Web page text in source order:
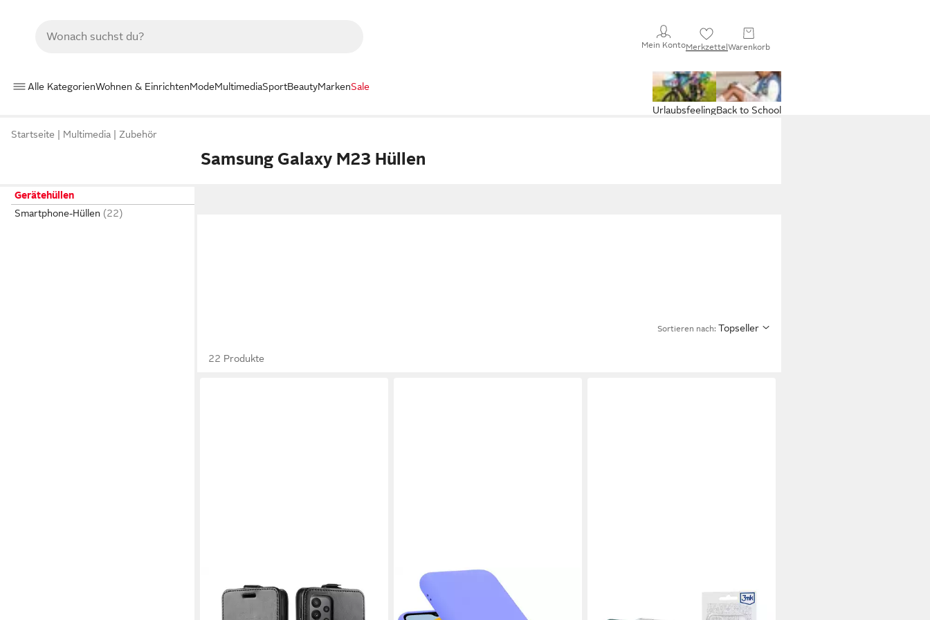
Mein KontoMerkzettelWarenkorb
Alle KategorienWohnen & EinrichtenModeMultimediaSportBeautyMarkenSale
Back to School
Urlaubsfeeling
Startseite Multimedia Zubehör
Samsung Galaxy M23 Hüllen
Gerätehüllen
Smartphone-Hüllen
Sortieren nach: Topseller
22 Produkte
Handyhülle Klapp Hülle für Samsung
Galaxy A23 5G
CADORABO
Handyhülle für Samsung Galaxy M23
5G Hülle
Smartphone-Hülle 3mk Clear Case
für Samsung Galaxy M23 5G –